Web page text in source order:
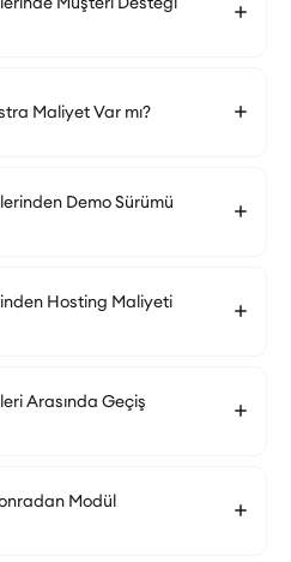
Maliyet Var mı?
Demo Sürümü
Hosting Maliyeti
Arasında Geçiş
Modül